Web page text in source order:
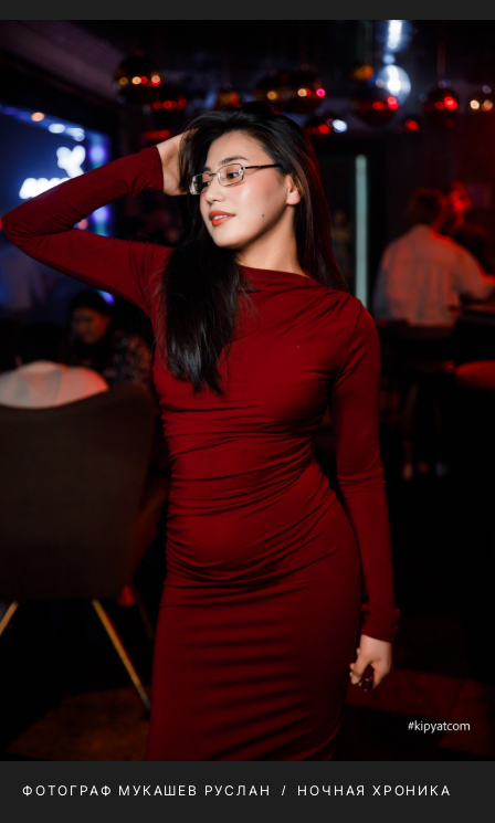
ФОТОГРАФ МУКАШЕВ РУСЛАН НОЧНАЯ ХРОНИКА